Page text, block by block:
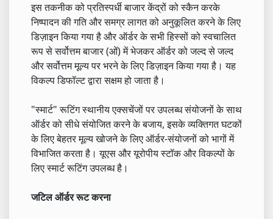
इस तकनीक को प्रतिस्पर्धी बाजार केंद्रों को स्कैन करके
निष्पादन की गति और समग्र लागत को अनुकूलित करने के लिए
डिज़ाइन किया गया है और ऑर्डर के सभी हिस्सों को स्वचालित
रूप से सर्वोत्तम बाजार (ओं) में भेजकर ऑर्डर को जल्द से जल्द
और सर्वोत्तम मूल्य पर भरने के लिए डिज़ाइन किया गया है। यह
विकल्प डिफॉल्ट द्वारा सक्षम हो जाता है।
"स्मार्ट" रूटिंग स्थानीय एक्सचेंजों पर उपलब्ध संयोजनों के साथ
ऑर्डर को सीधे संयोजित करने के बजाय, इसके व्यक्तिगत घटकों
के लिए बेहतर मूल्य खोजने के लिए ऑर्डर-संयोजनों को भागों में
विभाजित करता है। यूएस और यूरोपीय स्टॉक और विकल्पों के
लिए स्मार्ट रूटिंग उपलब्ध है।
जटिल ऑर्डर रूट करना